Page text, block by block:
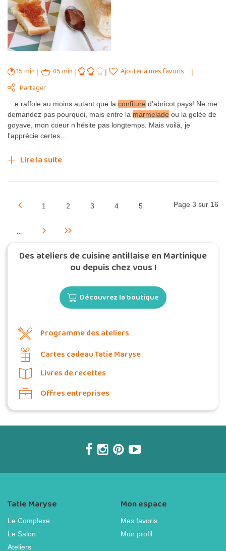
15 min 45 min
Ajouter à mes favoris
Partager
…e raffole au moins autant que la confiture d’abricot pays! Ne me
demandez pas pourquoi, mais entre la marmelade ou la gelée de
goyave, mon coeur n’hésite pas longtemps. Mais voilà, je
l’apprécie certes…
Lire la suite
Page 3 sur 16
1 2 3 4 5
Des ateliers de cuisine antillaise en Martinique
ou depuis chez vous !
Découvrez la boutique
Programme des ateliers
Cartes cadeau Tatie Maryse
Livres de recettes
Offres entreprises
Tatie Maryse
Le Complexe
Le Salon
Ateliers
Mon espace
Mes favoris
Mon profil